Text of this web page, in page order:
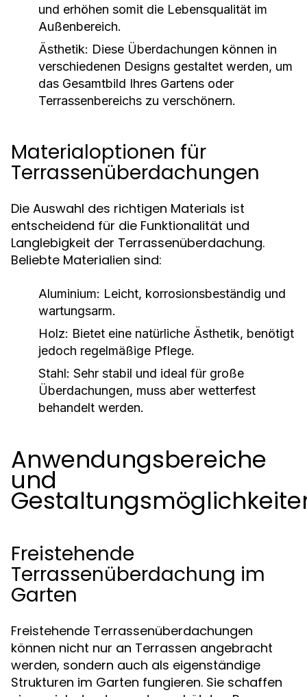
und erhöhen somit die Lebensqualität im
Außenbereich.
Ästhetik: Diese Überdachungen können in
verschiedenen Designs gestaltet werden, um
das Gesamtbild Ihres Gartens oder
Terrassenbereichs zu verschönern.
Materialoptionen für
Terrassenüberdachungen
Die Auswahl des richtigen Materials ist
entscheidend für die Funktionalität und
Langlebigkeit der Terrassenüberdachung.
Beliebte Materialien sind:
Aluminium: Leicht, korrosionsbeständig und
wartungsarm.
Holz: Bietet eine natürliche Ästhetik, benötigt
jedoch regelmäßige Pflege.
Stahl: Sehr stabil und ideal für große
Überdachungen, muss aber wetterfest
behandelt werden.
Anwendungsbereiche
und
Freistehende
Terrassenüberdachung im
Garten
Freistehende Terrassenüberdachungen
können nicht nur an Terrassen angebracht
werden, sondern auch als eigenständige
Strukturen im Garten fungieren. Sie schaffen